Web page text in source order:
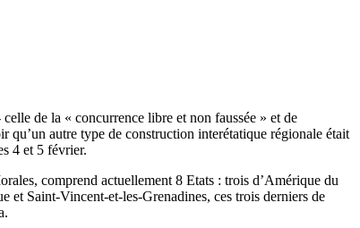
de la « concurrence libre et non faussée » et de
qu’un autre type de construction interétatique régionale était
4 et 5 février.
comprend actuellement 8 Etats : trois d’Amérique du
Saint-Vincent-et-les-Grenadines, ces trois derniers de